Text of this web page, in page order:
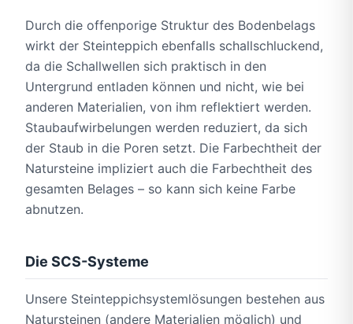
Durch die offenporige Struktur des Bodenbelags
wirkt der Steinteppich ebenfalls schallschluckend,
da die Schallwellen sich praktisch in den
Untergrund entladen können und nicht, wie bei
anderen Materialien, von ihm reflektiert werden.
Staubaufwirbelungen werden reduziert, da sich
der Staub in die Poren setzt. Die Farbechtheit der
Natursteine impliziert auch die Farbechtheit des
gesamten Belages – so kann sich keine Farbe
abnutzen.
Die SCS-Systeme
Unsere Steinteppichsystemlösungen bestehen aus
Natursteinen (andere Materialien möglich) und